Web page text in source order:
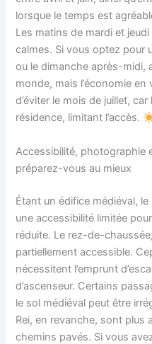
lorsque le temps est
Les matins de mardi et
calmes. Si vous optez pour
ou le dimanche après-midi,
monde, mais l’économie
d’éviter le mois de juillet,
résidence, limitant l’accès.
Accessibilité, photographie
préparez-vous au mieux
Étant un édifice médiéval, le
une accessibilité limitée
réduite. Le rez-de-
partiellement accessible.
nécessitent l’emprunt
d’ascenseur. Certains
le sol médiéval peut être
Rei, en revanche, sont plus
chemins pavés. Si vous